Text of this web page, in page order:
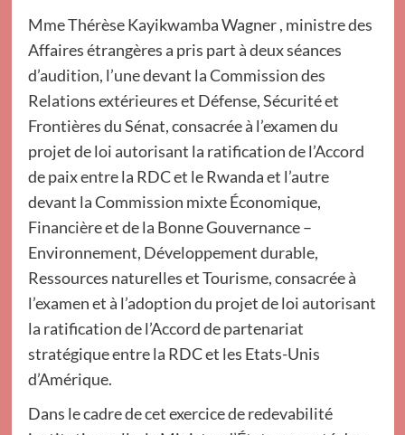
Mme Thérèse Kayikwamba Wagner , ministre des
Affaires étrangères a pris part à deux séances
d’audition, l’une devant la Commission des
Relations extérieures et Défense, Sécurité et
Frontières du Sénat, consacrée à l’examen du
projet de loi autorisant la ratification de l’Accord
de paix entre la RDC et le Rwanda et l’autre
devant la Commission mixte Économique,
Financière et de la Bonne Gouvernance –
Environnement, Développement durable,
Ressources naturelles et Tourisme, consacrée à
l’examen et à l’adoption du projet de loi autorisant
la ratification de l’Accord de partenariat
stratégique entre la RDC et les Etats-Unis
d’Amérique.
Dans le cadre de cet exercice de redevabilité